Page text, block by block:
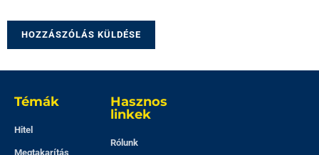
Témák
Hitel
Megtakarítás
Hasznos
linkek
Rólunk